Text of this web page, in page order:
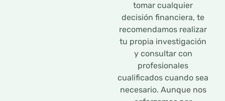
tomar cualquier
decisión financiera, te
recomendamos realizar
tu propia investigación
y consultar con
profesionales
cualificados cuando sea
necesario. Aunque nos